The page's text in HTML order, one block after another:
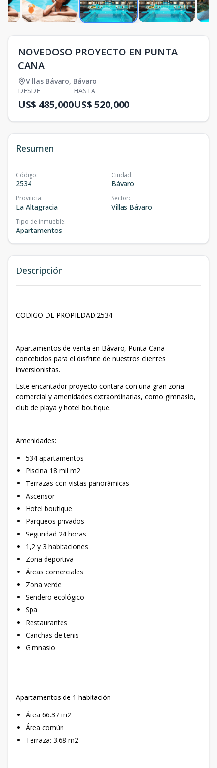
NOVEDOSO PROYECTO EN PUNTA
CANA
Villas Bávaro, Bávaro
DESDE
US$ 485,000
HASTA
US$ 520,000
Resumen
Código:
2534
Ciudad:
Bávaro
Provincia:
La Altagracia
Sector:
Villas Bávaro
Tipo de inmueble:
Apartamentos
Descripción
CODIGO DE PROPIEDAD:2534
Apartamentos de venta en Bávaro, Punta Cana
concebidos para el disfrute de nuestros clientes
inversionistas.
Este encantador proyecto contara con una gran zona
comercial y amenidades extraordinarias, como gimnasio,
club de playa y hotel boutique.
Amenidades:
534 apartamentos
Piscina 18 mil m2
Terrazas con vistas panorámicas
Ascensor
Hotel boutique
Parqueos privados
Seguridad 24 horas
1,2 y 3 habitaciones
Zona deportiva
Áreas comerciales
Zona verde
Sendero ecológico
Spa
Restaurantes
Canchas de tenis
Gimnasio
Apartamentos de 1 habitación
Área 66.37 m2
Área común
Terraza: 3.68 m2